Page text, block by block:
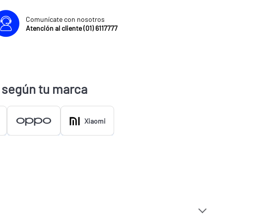
Comunícate con nosotros
Atención al cliente (01) 6117777
tu marca
Xiaomi